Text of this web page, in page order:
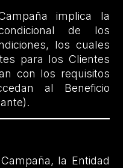
implica la
de los
los cuales
para los Clientes
con los requisitos
al Beneficio
la Entidad